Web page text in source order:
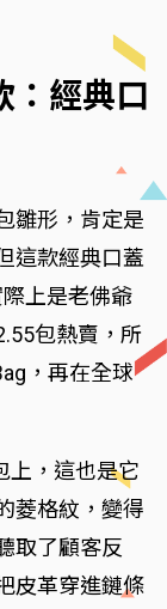
：經典口
雛形，肯定是
這款經典口蓋
上是老佛爺
包熱賣，所
，再在全球
上，這也是它
菱格紋，變得
取了顧客反
皮革穿進鏈條